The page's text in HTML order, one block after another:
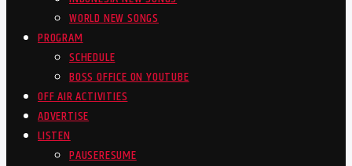
WORLD NEW SONGS
PROGRAM
SCHEDULE
BOSS OFFICE ON YOUTUBE
OFF AIR ACTIVITIES
ADVERTISE
LISTEN
PAUSERESUME